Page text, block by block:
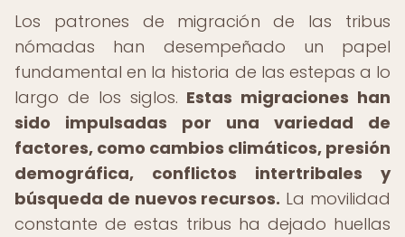
Los patrones de migración de las tribus
nómadas han desempeñado un papel
fundamental en la historia de las estepas a lo
largo de los siglos. Estas migraciones han
sido impulsadas por una variedad de
factores, como cambios climáticos, presión
demográfica, conflictos intertribales y
búsqueda de nuevos recursos. La movilidad
constante de estas tribus ha dejado huellas